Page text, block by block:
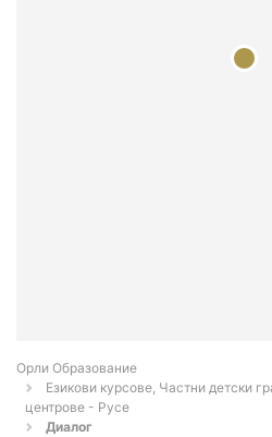
Орли Образование
Езикови курсове, Частни детски
центрове - Русе
Диалог